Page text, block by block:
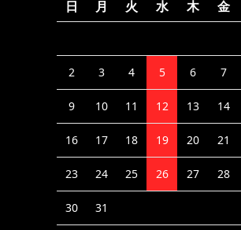
日
月 火 水 木 金
2 3 4 5 6 7
9 10 11 12 13 14
16 17 18 19 20 21
23 24 25 26 27 28
30 31